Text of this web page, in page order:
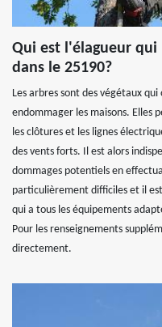
Qui est l'élagueur qui
dans le 25190?
Les arbres sont des végétaux
endommager les maisons. Elles
les clôtures et les lignes
des vents forts. Il est alors
dommages potentiels en
particulièrement difficiles et il
qui a tous les équipements
Pour les renseignements
directement.